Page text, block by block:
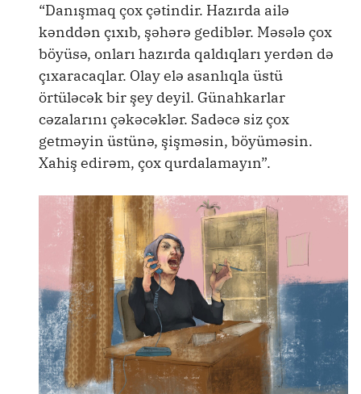
“Danışmaq çox çətindir. Hazırda ailə
kənddən çıxıb, şəhərə gediblər. Məsələ çox
böyüsə, onları hazırda qaldıqları yerdən də
çıxaracaqlar. Olay elə asanlıqla üstü
örtüləcək bir şey deyil. Günahkarlar
cəzalarını çəkəcəklər. Sadəcə siz çox
getməyin üstünə, şişməsin, böyüməsin.
Xahiş edirəm, çox qurdalamayın”.